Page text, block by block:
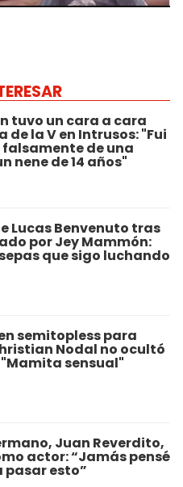
tuvo un cara a cara
de la V en Intrusos: "Fui
de una
nene de 14 años"
Lucas Benvenuto tras
por Jey Mammón:
que sigo luchando
semitopless para
Nodal no ocultó
sensual"
Juan Reverdito,
actor: “Jamás pensé
pasar esto”